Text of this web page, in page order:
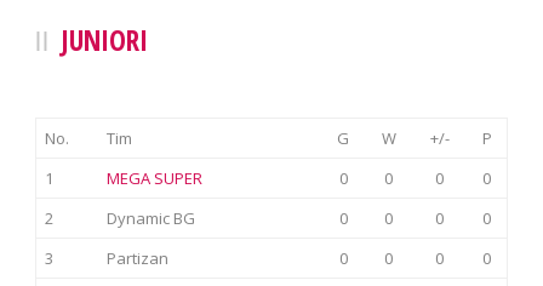
JUNIORI
No. Tim G W +/-
P
1
MEGA SUPER 0 0 0
0
2
Dynamic BG 0 0 0
0
3
Partizan 0 0 0
0